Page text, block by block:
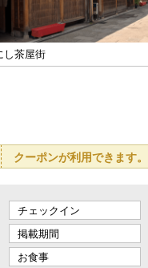
し茶屋街
クーポンが利用できます。
チェックイン
掲載期間
お食事